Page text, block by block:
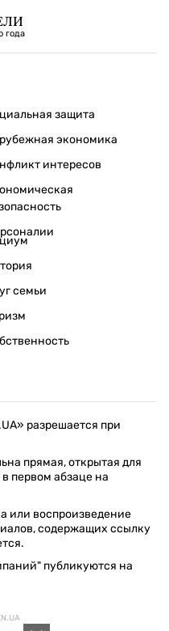
года
защита
экономика
интересов
семьи
разрешается при
прямая, открытая для
первом абзаце на
или воспроизведение
содержащих ссылку
публикуются на